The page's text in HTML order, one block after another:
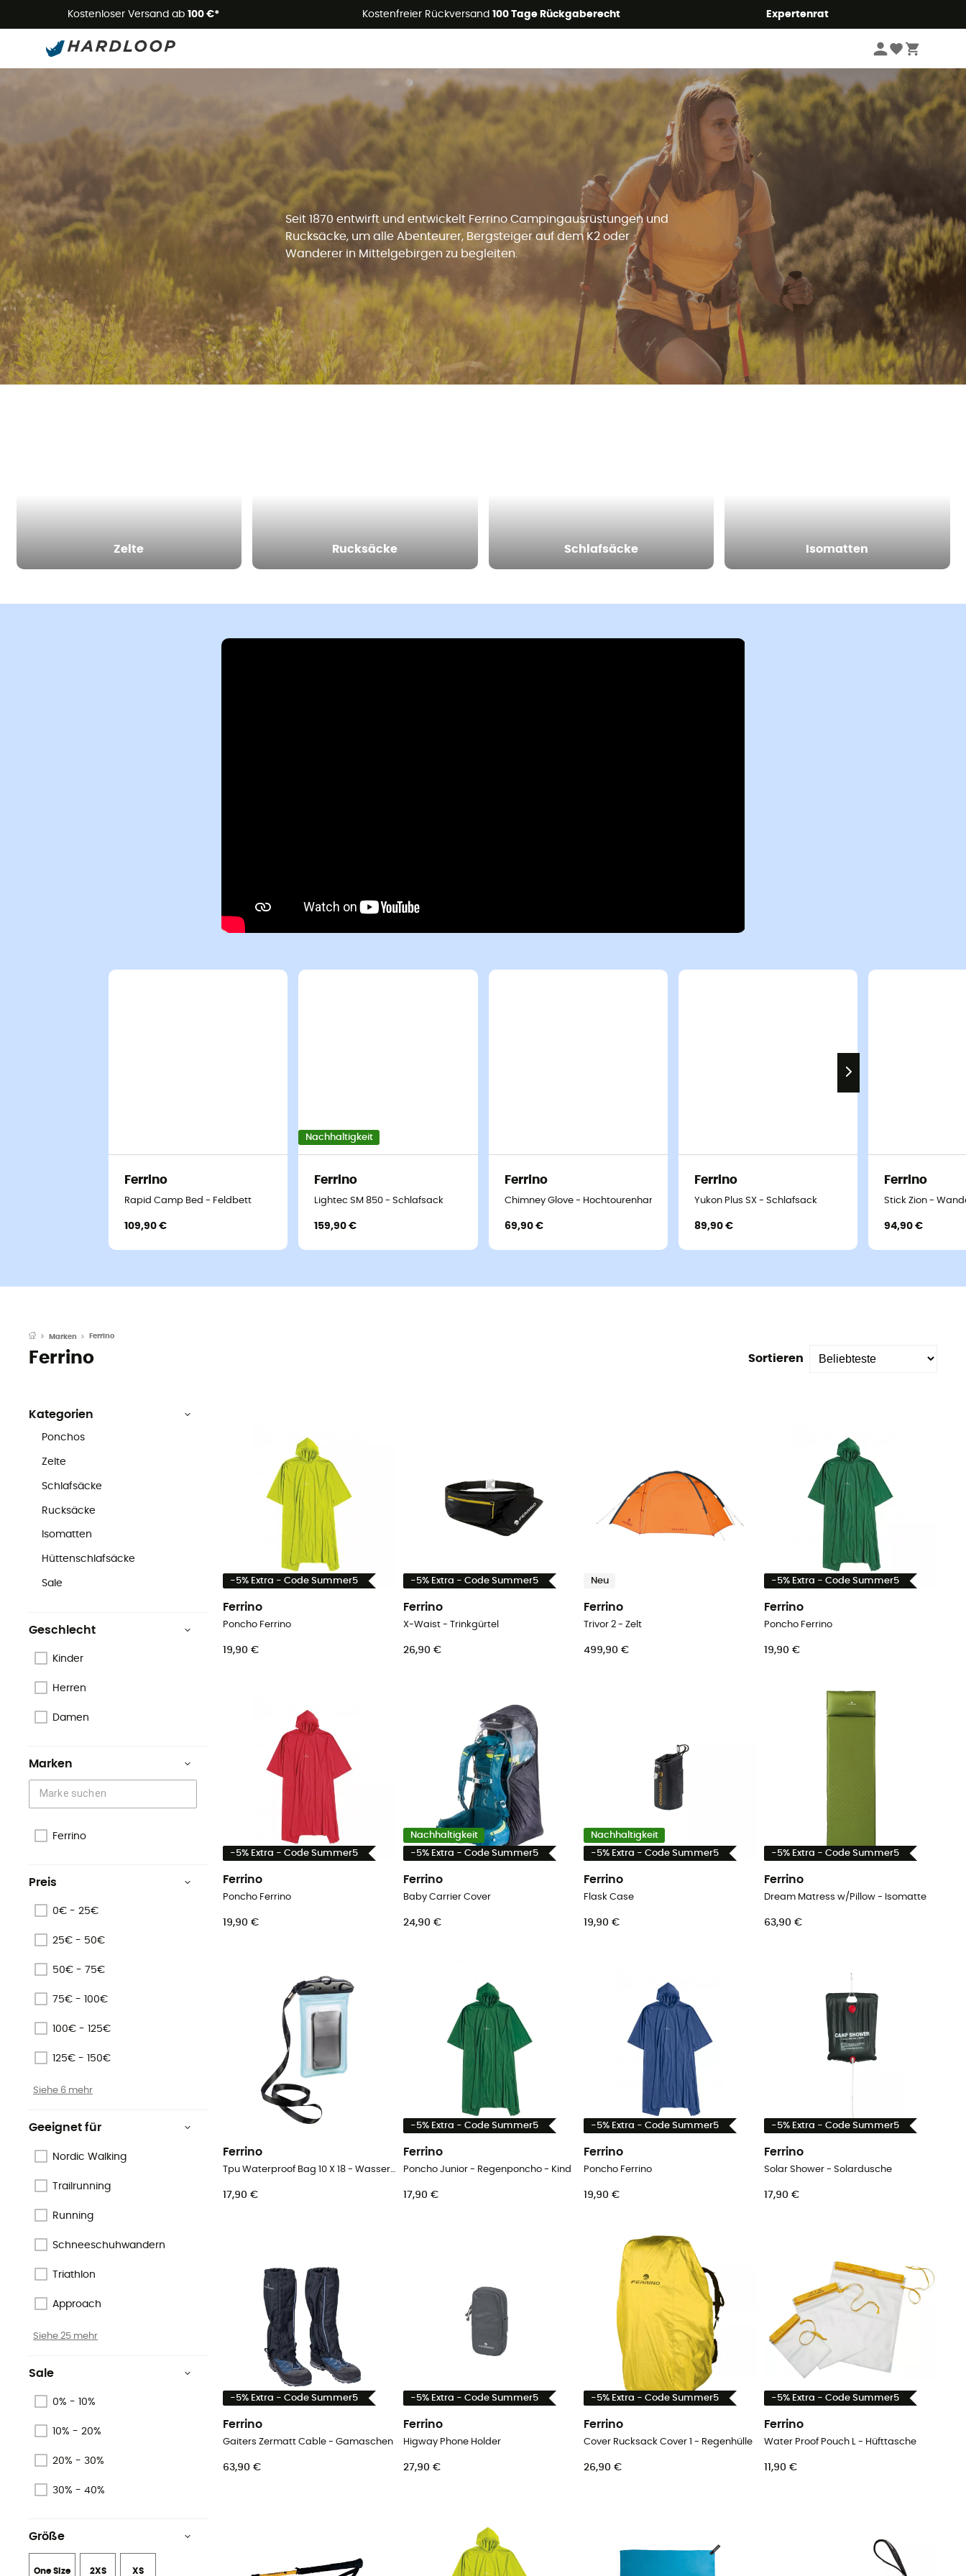
Kostenloser Versand ab 100 €* Kostenfreier Rückversand 100 Tage Rückgaberecht Expertenrat
Seit 1870 entwirft und entwickelt Ferrino Campingausrüstungen und
Rucksäcke, um alle Abenteurer, Bergsteiger auf dem K2 oder
Wanderer in Mittelgebirgen zu begleiten.
Zelte Rucksäcke Schlafsäcke Isomatten
Ferrino
Rapid Camp Bed - Feldbett
109,90 €
Nachhaltigkeit
Ferrino
Lightec SM 850 - Schlafsack
159,90 €
Ferrino
Chimney Glove - Hochtourenhandschuhe
69,90 €
Ferrino
Yukon Plus SX - Schlafsack
89,90 €
Ferrino
Stick Zion -
94,90 €
Marken Ferrino
Ferrino Sortieren
Kategorien
Ponchos
Zelte
Schlafsäcke
Rucksäcke
Isomatten
Hüttenschlafsäcke
Sale
Geschlecht
Kinder
Herren
Damen
Marken
Ferrino
Preis
0€ - 25€
25€ - 50€
50€ - 75€
75€ - 100€
100€ - 125€
125€ - 150€
Siehe 6 mehr
Geeignet für
Nordic Walking
Trailrunning
Running
Schneeschuhwandern
Triathlon
Approach
Siehe 25 mehr
Sale
0% - 10%
10% - 20%
20% - 30%
30% - 40%
Größe
One Size 2XS XS
-5% Extra - Code Summer5
Ferrino
Poncho Ferrino
19,90 €
-5% Extra - Code Summer5
Ferrino
X-Waist - Trinkgürtel
26,90 €
Neu
Ferrino
Trivor 2 - Zelt
499,90 €
-5% Extra - Code Summer5
Ferrino
Poncho Ferrino
19,90 €
-5% Extra - Code Summer5
Ferrino
Poncho Ferrino
19,90 €
Nachhaltigkeit
-5% Extra - Code Summer5
Ferrino
Baby Carrier Cover
24,90 €
Nachhaltigkeit
-5% Extra - Code Summer5
Ferrino
Flask Case
19,90 €
-5% Extra - Code Summer5
Ferrino
Dream Matress w/Pillow - Isomatte
63,90 €
Ferrino
Tpu Waterproof Bag 10 X 18 - Wasserdichte Handyhülle
17,90 €
-5% Extra - Code Summer5
Ferrino
Poncho Junior - Regenponcho - Kind
17,90 €
-5% Extra - Code Summer5
Ferrino
Poncho Ferrino
19,90 €
-5% Extra - Code Summer5
Ferrino
Solar Shower - Solardusche
17,90 €
-5% Extra - Code Summer5
Ferrino
Gaiters Zermatt Cable - Gamaschen
63,90 €
-5% Extra - Code Summer5
Ferrino
Higway Phone Holder
27,90 €
-5% Extra - Code Summer5
Ferrino
Cover Rucksack Cover 1 - Regenhülle
26,90 €
-5% Extra - Code Summer5
Ferrino
Water Proof Pouch L - Hüfttasche
11,90 €